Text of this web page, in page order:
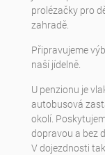
prolézačky pro
zahradě.
Připravujeme
naší jídelně.
U penzionu je
autobusová
okolí.
dopravou a bez
V dojezdnosti